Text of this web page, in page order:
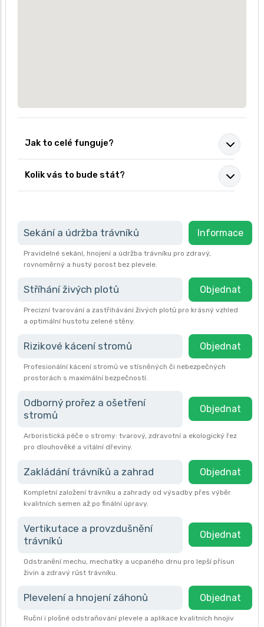
Jak to celé funguje?
Kolik vás to bude stát?
Sekání a údržba trávníků Informace
Pravidelné sekání, hnojení a údržba trávníku pro zdravý,
rovnoměrný a hustý porost bez plevele.
Stříhání živých plotů Objednat
Precizní tvarování a zastřihávání živých plotů pro krásný vzhled
a optimální hustotu zelené stěny.
Rizikové kácení stromů Objednat
Profesionální kácení stromů ve stísněných či nebezpečných
prostorách s maximální bezpečností.
Odborný prořez a ošetření
stromů
Objednat
Arboristická péče o stromy: tvarový, zdravotní a ekologický řez
pro dlouhověké a vitální dřeviny.
Zakládání trávníků a zahrad Objednat
Kompletní založení trávníku a zahrady od výsadby přes výběr
kvalitních semen až po finální úpravy.
Vertikutace a provzdušnění
trávníků
Objednat
Odstranění mechu, mechatky a ucpaného drnu pro lepší přísun
živin a zdravý růst trávníku.
Plevelení a hnojení záhonů Objednat
Ruční i plošné odstraňování plevele a aplikace kvalitních hnojiv